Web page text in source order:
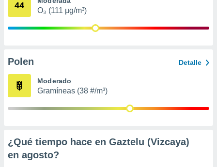
publicidad
de
1199
44
O₃ (111 µg/m³)
Polen Detalle
Moderado
Gramíneas (38 #/m³)
¿Qué tiempo hace en Gaztelu (Vizcaya)
en agosto?